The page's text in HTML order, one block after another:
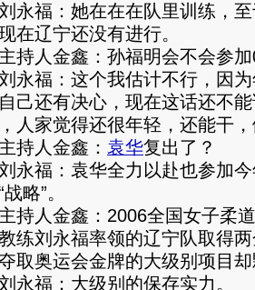
福：她在在在队里训练，至
在辽宁还没有进行。
人金鑫：孙福明会不会参加
福：这个我估计不行，因为
己还有决心，现在这话还不
人家觉得还很年轻，还能干
人金鑫： 袁华复出了？
福：袁华全力以赴也参加今
略”。
人金鑫：2006全国女子柔道
练刘永福率领的辽宁队取得
取奥运会金牌的大级别项目
福：大级别的保存实力。